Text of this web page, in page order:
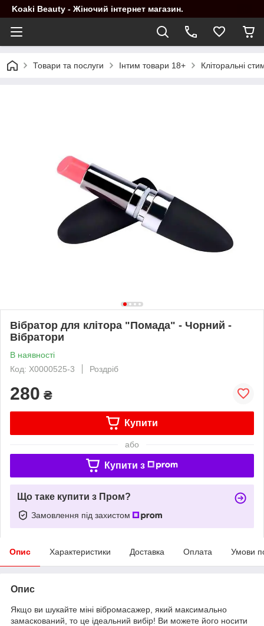
Koaki Beauty - Жіночий інтернет магазин.
Товари та послуги Інтим товари 18+ Кліторальні
Вібратор для клітора "Помада" - Чорний -
Вібратори
В наявності
Код: X0000525-3
Роздріб
280 ₴
Купити
або
Купити з
Що таке купити з Пром?
Замовлення під захистом
Опис Характеристики Доставка Оплата Умови
Опис
Якщо ви шукайте міні вібромасажер, який максимально
замаскований, то це ідеальний вибір! Ви можете його носити